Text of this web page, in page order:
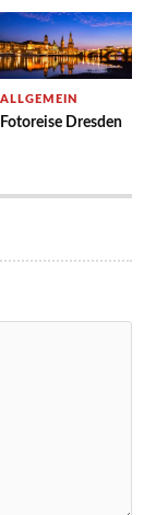
ALLGEMEIN
Fotoreise Dresden